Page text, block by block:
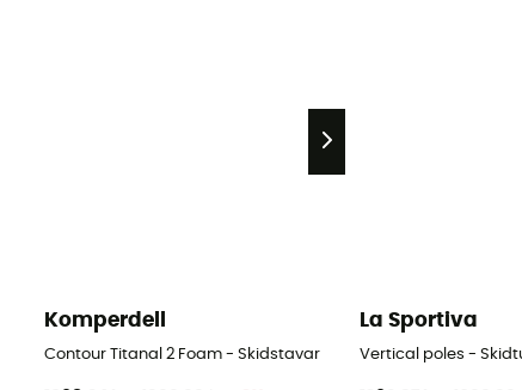
Komperdell
Contour Titanal 2 Foam - Skidstavar
La Sportiva
Vertical poles -